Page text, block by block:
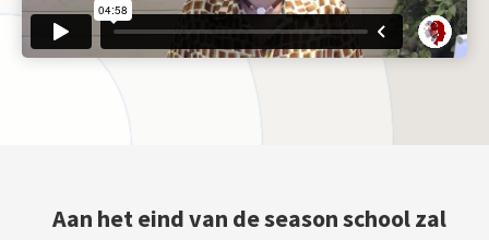
Aan het eind van de season school zal